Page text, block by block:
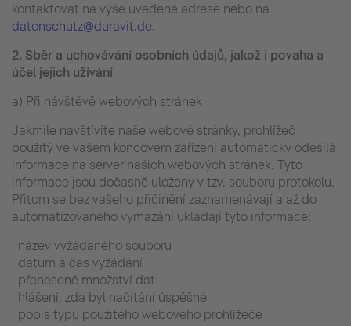
kontaktovat na výše uvedené adrese nebo na
datenschutz@duravit.de.
2. Sběr a uchovávání osobních údajů, jakož i povaha a
účel jejich užívání
a) Při návštěvě webových stránek
Jakmile navštívíte naše webové stránky, prohlížeč
použitý ve vašem koncovém zařízení automaticky odesílá
informace na server našich webových stránek. Tyto
informace jsou dočasně uloženy v tzv. souboru protokolu.
Přitom se bez vašeho přičinění zaznamenávají a až do
automatizovaného vymazání ukládají tyto informace:
· název vyžádaného souboru
· datum a čas vyžádání
· přenesené množství dat
· hlášení, zda byl načítání úspěšné
· popis typu použitého webového prohlížeče